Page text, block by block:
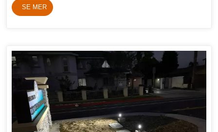
SE MER